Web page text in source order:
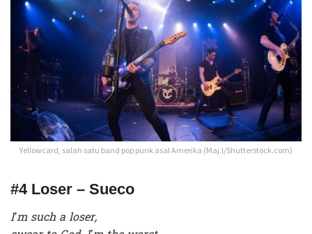
Yellowcard, salah satu band pop punk asal Amerika (Maj.l/Shutterstock.com)
#4 Loser – Sueco
I’m such a loser,